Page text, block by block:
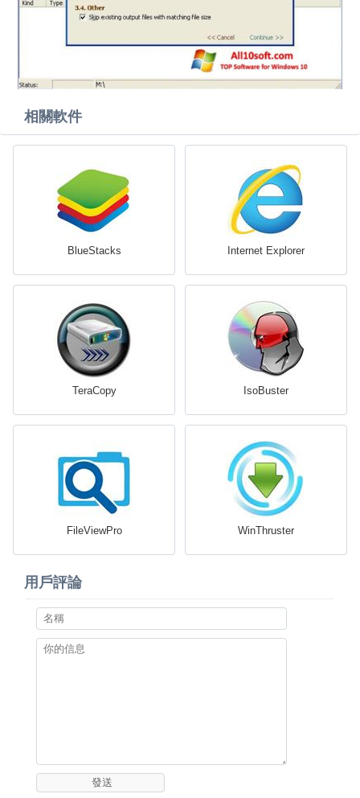
相關軟件
BlueStacks Internet Explorer
TeraCopy IsoBuster
FileViewPro WinThruster
用戶評論